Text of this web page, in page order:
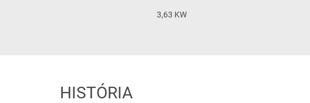
3,63 KW
HISTÓRIA